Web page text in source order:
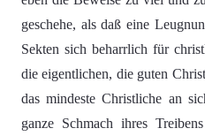
geschehe, als daß eine
Sekten sich beharrlich für
die eigentlichen, die guten
das mindeste Christliche an
ganze Schmach ihres